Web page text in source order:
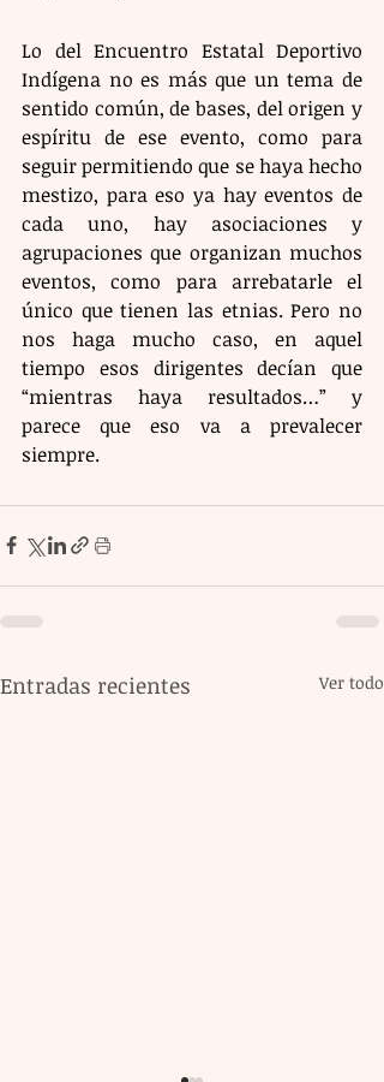
Lo del Encuentro Estatal Deportivo
Indígena no es más que un tema de
sentido común, de bases, del origen y
espíritu de ese evento, como para
seguir permitiendo que se haya hecho
mestizo, para eso ya hay eventos de
cada uno, hay asociaciones y
agrupaciones que organizan muchos
eventos, como para arrebatarle el
único que tienen las etnias. Pero no
nos haga mucho caso, en aquel
tiempo esos dirigentes decían que
“mientras haya resultados…” y
parece que eso va a prevalecer
siempre.
Entradas recientes Ver todo